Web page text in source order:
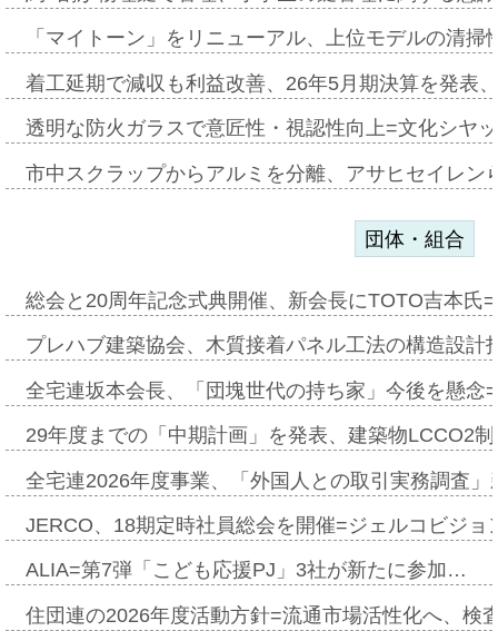
「マイトーン」をリニューアル、上位モデルの清
着工延期で減収も利益改善、26年5月期決算を発表
透明な防火ガラスで意匠性・視認性向上=文化シヤ
市中スクラップからアルミを分離、アサヒセイレ
団体・組合
総会と20周年記念式典開催、新会長にTOTO吉本氏
プレハブ建築協会、木質接着パネル工法の構造設
全宅連坂本会長、「団塊世代の持ち家」今後を懸
29年度までの「中期計画」を発表、建築物LCCO2
全宅連2026年度事業、「外国人との取引実務調査
JERCO、18期定時社員総会を開催=ジェルコビジ
ALIA=第7弾「こども応援PJ」3社が新たに参加…
住団連の2026年度活動方針=流通市場活性化へ、検